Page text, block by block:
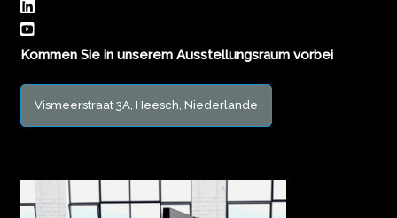
Kommen Sie in unserem Ausstellungsraum vorbei
Vismeerstraat 3A, Heesch, Niederlande